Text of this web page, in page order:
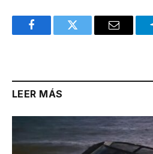
FacebookTwitter Email
LEER MÁS